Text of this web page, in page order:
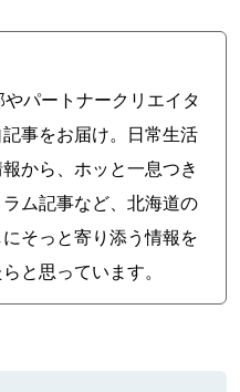
やパートナークリエイタ
事をお届け。日常生活
から、ホッと一息つき
ム記事など、北海道の
そっと寄り添う情報を
と思っています。